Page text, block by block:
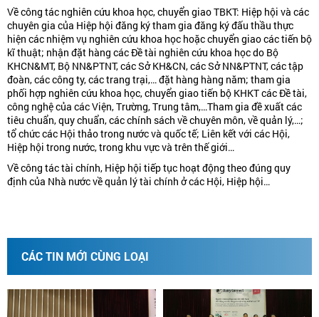
Về công tác nghiên cứu khoa học, chuyển giao TBKT: Hiệp hội và các
chuyên gia của Hiệp hội đăng ký tham gia đăng ký đấu thầu thực
hiện các nhiệm vụ nghiên cứu khoa học hoặc chuyển giao các tiến bộ
kĩ thuật; nhận đặt hàng các Đề tài nghiên cứu khoa học do Bộ
KHCN&MT, Bộ NN&PTNT, các Sở KH&CN, các Sở NN&PTNT, các tập
đoàn, các công ty, các trang trại,… đặt hàng hàng năm; tham gia
phối hợp nghiên cứu khoa học, chuyển giao tiến bộ KHKT các Đề tài,
công nghệ của các Viện, Trường, Trung tâm,…Tham gia đề xuất các
tiêu chuẩn, quy chuẩn, các chính sách về chuyên môn, về quản lý,…;
tổ chức các Hội thảo trong nước và quốc tế; Liên kết với các Hội,
Hiệp hội trong nước, trong khu vực và trên thế giới…
Về công tác tài chính, Hiệp hội tiếp tục hoạt động theo đúng quy
định của Nhà nước về quản lý tài chính ở các Hội, Hiệp hội…
CÁC TIN MỚI CÙNG LOẠI